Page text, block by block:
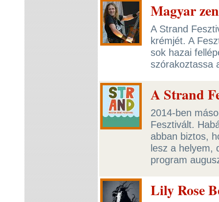
Magyar
A Strand
krémjét. A
sok hazai
szórakoztassa
A Strand
2014-ben
Fesztivált.
abban biztos,
lesz a helyem,
program
Lily Rose